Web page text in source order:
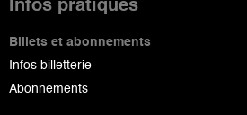
Infos pratiques
Billets et abonnements
Infos billetterie
Abonnements